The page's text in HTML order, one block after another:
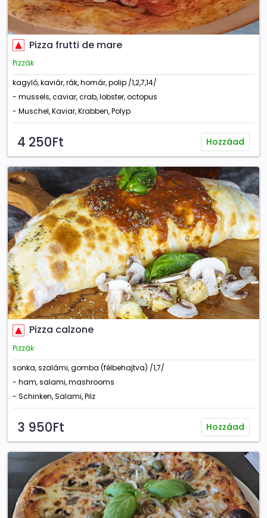
Pizza frutti de mare
Pizzák
kagyló, kaviár, rák, homár, polip /1,2,7,14/
- mussels, caviar, crab, lobster, octopus
- Muschel, Kaviar, Krabben, Polyp
4 250Ft Hozzáad
Pizza calzone
Pizzák
sonka, szalámi, gomba (félbehajtva) /1,7/
- ham, salami, mashrooms
- Schinken, Salami, Pilz
3 950Ft Hozzáad